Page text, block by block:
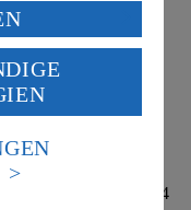
4
Daten in den
du im Sinne
ein, dass deine
Der EuGH sieht
an.
US-